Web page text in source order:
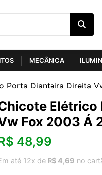
MECÂNICA
Porta Dianteira Direita
Elétrico
Fox 2003 Á
48,99
até 12x de R$ 4,69 no